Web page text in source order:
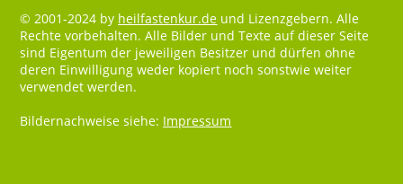
© 2001-2024 by heilfastenkur.de und Lizenzgebern. Alle
Rechte vorbehalten. Alle Bilder und Texte auf dieser Seite
sind Eigentum der jeweiligen Besitzer und dürfen ohne
deren Einwilligung weder kopiert noch sonstwie weiter
verwendet werden.
Bildernachweise siehe: Impressum